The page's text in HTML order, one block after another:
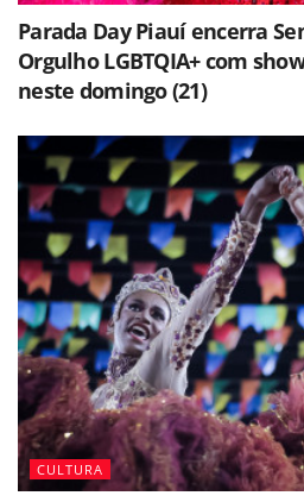
Parada Day Piauí encerra
Orgulho LGBTQIA+ com
neste domingo (21)
CULTURA